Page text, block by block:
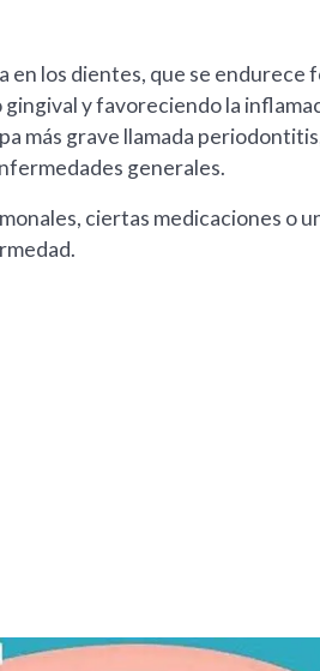
en los dientes, que se endurece
y favoreciendo la
más grave llamada
generales.
ciertas medicaciones o